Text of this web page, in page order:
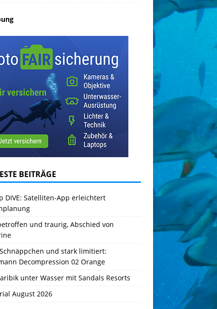
BEITRÄGE
DIVE: Satelliten-App erleichtert
und traurig, Abschied von
und stark limitiert:
Decompression 02 Orange
unter Wasser mit Sandals Resorts
August 2026